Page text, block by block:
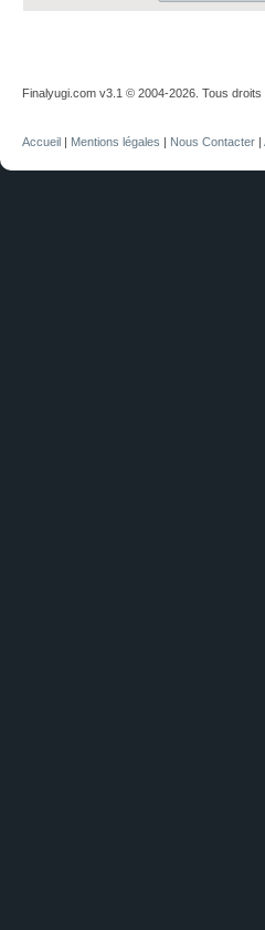
Finalyugi.com v3.1 © 2004-2026. Tous
Accueil | Mentions légales | Nous Contacter |